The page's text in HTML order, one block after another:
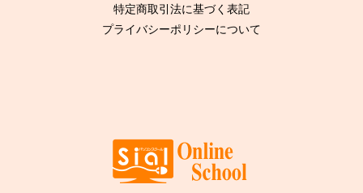
特定商取引法に基づく表記
プライバシーポリシーについて